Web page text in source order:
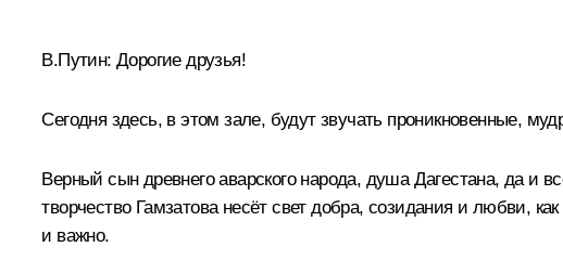
В.Путин: Дорогие друзья!
Сегодня здесь, в этом зале, будут звучать проникновенные,
Верный сын древнего аварского народа, душа Дагестана, да и
творчество Гамзатова несёт свет добра, созидания и любви,
и важно.